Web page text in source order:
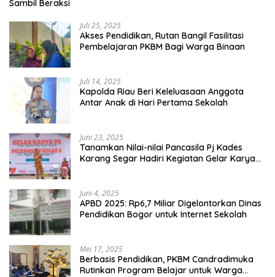
Sambil Beraksi
Juli 25, 2025
Akses Pendidikan, Rutan Bangil Fasilitasi
Pembelajaran PKBM Bagi Warga Binaan
Juli 14, 2025
Kapolda Riau Beri Keleluasaan Anggota
Antar Anak di Hari Pertama Sekolah
Juni 23, 2025
Tanamkan Nilai-nilai Pancasila Pj Kades
Karang Segar Hadiri Kegiatan Gelar Karya
Juni 4, 2025
APBD 2025: Rp6,7 Miliar Digelontorkan Dinas
Pendidikan Bogor untuk Internet Sekolah
Mei 17, 2025
Berbasis Pendidikan, PKBM Candradimuka
Rutinkan Program Belajar untuk Warga